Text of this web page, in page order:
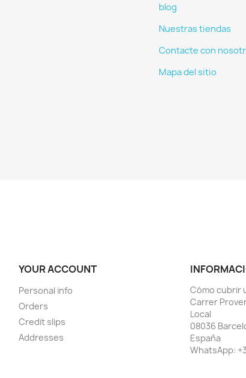
blog
Nuestras tiendas
Contacte con
Mapa del sitio
YOUR ACCOUNT
Personal info
Orders
Credit slips
Addresses
Cómo cubrir
Carrer
Local
08036
España
WhatsApp: